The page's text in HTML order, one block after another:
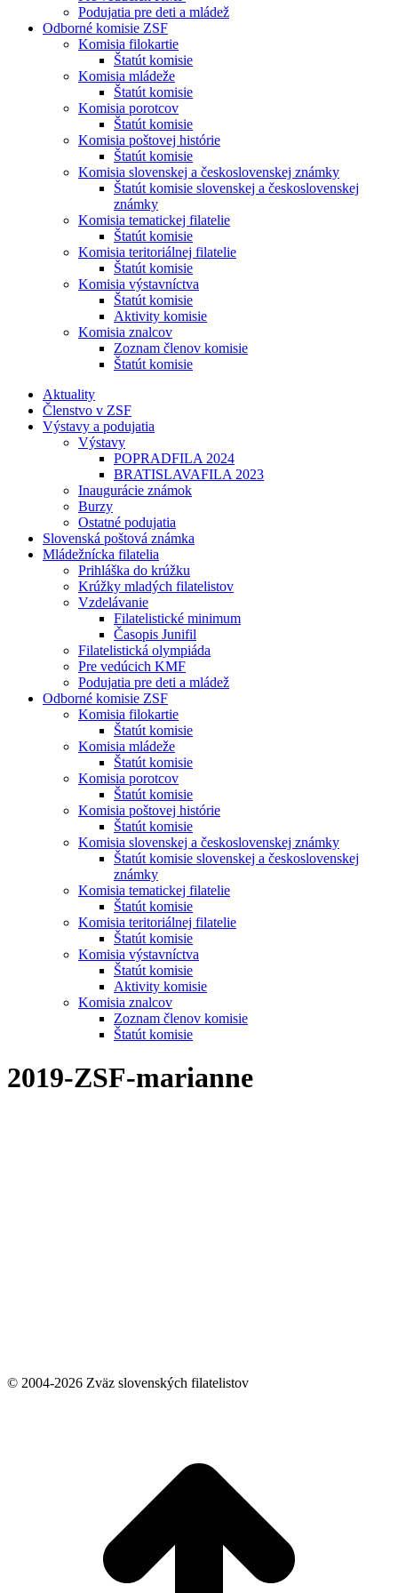
Podujatia pre deti a mládež
Odborné komisie ZSF
Komisia filokartie
Štatút komisie
Komisia mládeže
Štatút komisie
Komisia porotcov
Štatút komisie
Komisia poštovej histórie
Štatút komisie
Komisia slovenskej a československej známky
Štatút komisie slovenskej a československej
známky
Komisia tematickej filatelie
Štatút komisie
Komisia teritoriálnej filatelie
Štatút komisie
Komisia výstavníctva
Štatút komisie
Aktivity komisie
Komisia znalcov
Zoznam členov komisie
Štatút komisie
Aktuality
Členstvo v ZSF
Výstavy a podujatia
Výstavy
POPRADFILA 2024
BRATISLAVAFILA 2023
Inaugurácie známok
Burzy
Ostatné podujatia
Slovenská poštová známka
Mládežnícka filatelia
Prihláška do krúžku
Krúžky mladých filatelistov
Vzdelávanie
Filatelistické minimum
Časopis Junifil
Filatelistická olympiáda
Pre vedúcich KMF
Podujatia pre deti a mládež
Odborné komisie ZSF
Komisia filokartie
Štatút komisie
Komisia mládeže
Štatút komisie
Komisia porotcov
Štatút komisie
Komisia poštovej histórie
Štatút komisie
Komisia slovenskej a československej známky
Štatút komisie slovenskej a československej
známky
Komisia tematickej filatelie
Štatút komisie
Komisia teritoriálnej filatelie
Štatút komisie
Komisia výstavníctva
Štatút komisie
Aktivity komisie
Komisia znalcov
Zoznam členov komisie
Štatút komisie
2019-ZSF-marianne
© 2004-2026 Zväz slovenských filatelistov